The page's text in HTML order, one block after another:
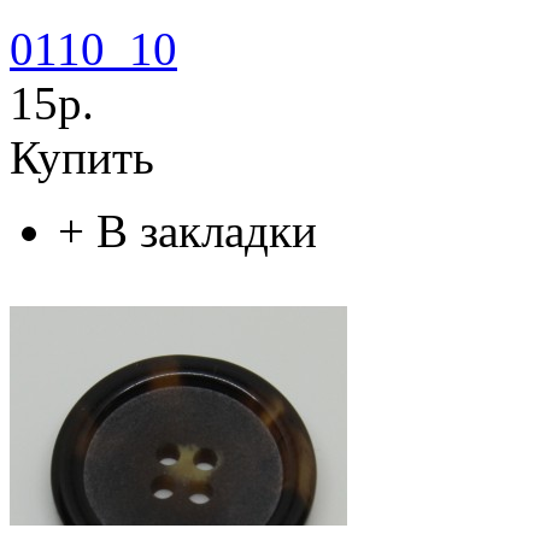
0110_10
15р.
Купить
+ В закладки